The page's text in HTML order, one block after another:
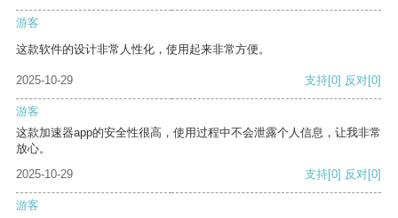
游客
这款软件的设计非常人性化，使用起来非常方便。
2025-10-29 支持[0] 反对[0]
游客
这款加速器app的安全性很高，使用过程中不会泄露个人信息，让我非常
放心。
2025-10-29
支持[0] 反对[0]
游客